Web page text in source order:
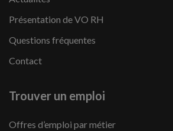
Présentation de VO RH
Questions fréquentes
Contact
Trouver un emploi
Offres d’emploi par métier